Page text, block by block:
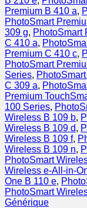
Premium B 410 a,
PhotoSmart
309 g, PhotoSmart
C 410 a,
Premium C 410 c,
PhotoSmart
Series,
C 309 a,
Premium
100 Series,
Wireless B 109 b,
Wireless B 109 d,
Wireless B 109 f,
Wireless B 109 n,
PhotoSmart
Wireless e-All-in-
One B 110 e,
PhotoSmart
Générique